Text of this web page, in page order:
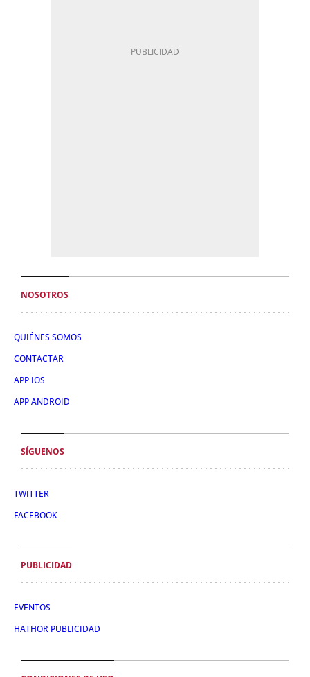
NOSOTROS
QUIÉNES SOMOS
CONTACTAR
APP IOS
APP ANDROID
SÍGUENOS
TWITTER
FACEBOOK
PUBLICIDAD
EVENTOS
HATHOR PUBLICIDAD